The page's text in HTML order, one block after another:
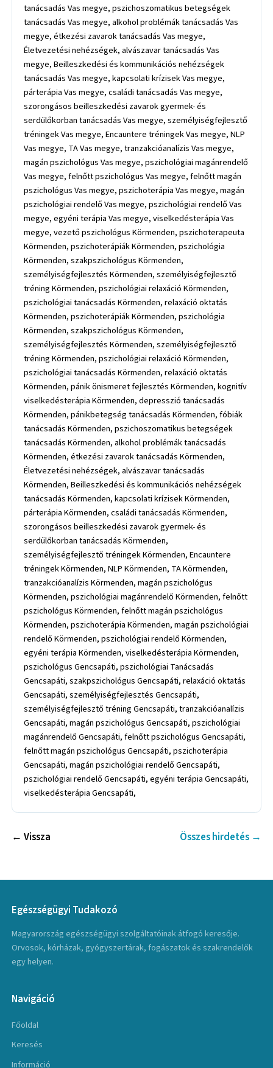
tanácsadás Vas megye, pszichoszomatikus betegségek
tanácsadás Vas megye, alkohol problémák tanácsadás Vas
megye, étkezési zavarok tanácsadás Vas megye,
Életvezetési nehézségek, alvászavar tanácsadás Vas
megye, Beilleszkedési és kommunikációs nehézségek
tanácsadás Vas megye, kapcsolati krízisek Vas megye,
párterápia Vas megye, családi tanácsadás Vas megye,
szorongásos beilleszkedési zavarok gyermek- és
serdülőkorban tanácsadás Vas megye, személyiségfejlesztő
tréningek Vas megye, Encauntere tréningek Vas megye, NLP
Vas megye, TA Vas megye, tranzakcióanalízis Vas megye,
magán pszichológus Vas megye, pszichológiai magánrendelő
Vas megye, felnőtt pszichológus Vas megye, felnőtt magán
pszichológus Vas megye, pszichoterápia Vas megye, magán
pszichológiai rendelő Vas megye, pszichológiai rendelő Vas
megye, egyéni terápia Vas megye, viselkedésterápia Vas
megye, vezető pszichológus Körmenden, pszichoterapeuta
Körmenden, pszichoterápiák Körmenden, pszichológia
Körmenden, szakpszichológus Körmenden,
személyiségfejlesztés Körmenden, személyiségfejlesztő
tréning Körmenden, pszichológiai relaxáció Körmenden,
pszichológiai tanácsadás Körmenden, relaxáció oktatás
Körmenden, pszichoterápiák Körmenden, pszichológia
Körmenden, szakpszichológus Körmenden,
személyiségfejlesztés Körmenden, személyiségfejlesztő
tréning Körmenden, pszichológiai relaxáció Körmenden,
pszichológiai tanácsadás Körmenden, relaxáció oktatás
Körmenden, pánik önismeret fejlesztés Körmenden, kognitív
viselkedésterápia Körmenden, depresszió tanácsadás
Körmenden, pánikbetegség tanácsadás Körmenden, fóbiák
tanácsadás Körmenden, pszichoszomatikus betegségek
tanácsadás Körmenden, alkohol problémák tanácsadás
Körmenden, étkezési zavarok tanácsadás Körmenden,
Életvezetési nehézségek, alvászavar tanácsadás
Körmenden, Beilleszkedési és kommunikációs nehézségek
tanácsadás Körmenden, kapcsolati krízisek Körmenden,
párterápia Körmenden, családi tanácsadás Körmenden,
szorongásos beilleszkedési zavarok gyermek- és
serdülőkorban tanácsadás Körmenden,
személyiségfejlesztő tréningek Körmenden, Encauntere
tréningek Körmenden, NLP Körmenden, TA Körmenden,
tranzakcióanalízis Körmenden, magán pszichológus
Körmenden, pszichológiai magánrendelő Körmenden, felnőtt
pszichológus Körmenden, felnőtt magán pszichológus
Körmenden, pszichoterápia Körmenden, magán pszichológiai
rendelő Körmenden, pszichológiai rendelő Körmenden,
egyéni terápia Körmenden, viselkedésterápia Körmenden,
pszichológus Gencsapáti, pszichológiai Tanácsadás
Gencsapáti, szakpszichológus Gencsapáti, relaxáció oktatás
Gencsapáti, személyiségfejlesztés Gencsapáti,
személyiségfejlesztő tréning Gencsapáti, tranzakcióanalízis
Gencsapáti, magán pszichológus Gencsapáti, pszichológiai
magánrendelő Gencsapáti, felnőtt pszichológus Gencsapáti,
felnőtt magán pszichológus Gencsapáti, pszichoterápia
Gencsapáti, magán pszichológiai rendelő Gencsapáti,
pszichológiai rendelő Gencsapáti, egyéni terápia Gencsapáti,
viselkedésterápia Gencsapáti,
← Vissza Összes hirdetés →
Egészségügyi Tudakozó
Magyarország egészségügyi szolgáltatóinak átfogó keresője.
Orvosok, kórházak, gyógyszertárak, fogászatok és szakrendelők
egy helyen.
Navigáció
Főoldal
Keresés
Információ